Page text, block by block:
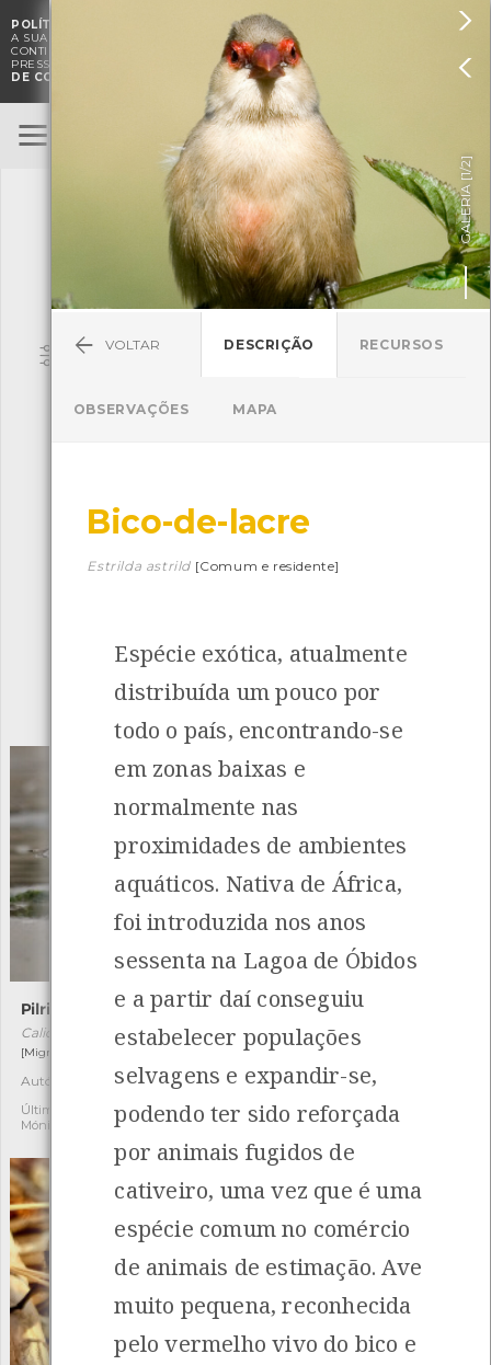
POLÍTICA DE COOKIES
. O CMIA UTILIZA COOKIES PARA MELHORAR
A SUA EXPERIÊNCIA DE NAVEGAÇÃO E PARA FINS ESTATÍSTICOS.
CONTINUAÇÃO DA UTILIZAÇÃO DESTE WEBSITE E SERVIÇOS
PRESSUPÕE A ACEITAÇÃO DA UTILIZAÇÃO DE COOKIES.
DE COOKIES

BioRegisto
TERMOS DE UTILIZAÇÃO
SUBMETER OBSERVAÇÃO
Pesquisa
Descarregar a app BioRegisto
Espécies 4829Observações
Pilrito-das-praias
Calidris alba
[Migrador]
Autóctone
Última observação por:
Mónica Rocha
12
Bico-de-lacre
Estrilda astrild
[Comum e residente]
Exótica invasora
Última observação por:
Mónica Rocha


GALERIA [
1/2
]
VOLTAR DESCRIÇÃO RECURSOS
OBSERVAÇÕES MAPA
Bico-de-lacre
Estrilda astrild [Comum e residente]
Espécie exótica, atualmente
distribuída um pouco por
todo o país, encontrando-se
em zonas baixas e
normalmente nas
proximidades de ambientes
aquáticos. Nativa de África,
foi introduzida nos anos
sessenta na Lagoa de Óbidos
e a partir daí conseguiu
estabelecer populações
selvagens e expandir-se,
podendo ter sido reforçada
por animais fugidos de
cativeiro, uma vez que é uma
espécie comum no comércio
de animais de estimação. Ave
muito pequena, reconhecida
pelo vermelho vivo do bico e